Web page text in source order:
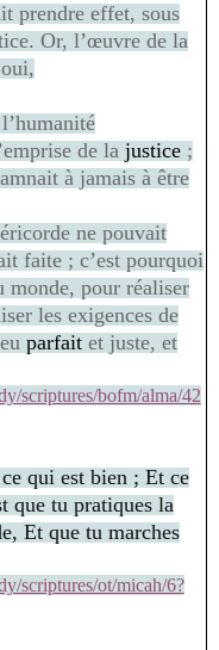
prendre effet, sous
Or, l’œuvre de la
de la justice;
à jamais à être
ne pouvait
faite ; c’est pourquoi
monde, pour réaliser
les exigences de
parfaitet juste, et
scriptures/bofm/alma/42
qui est bien ; Et ce
que tu pratiques la
Et que tu marches
scriptures/ot/micah/6?